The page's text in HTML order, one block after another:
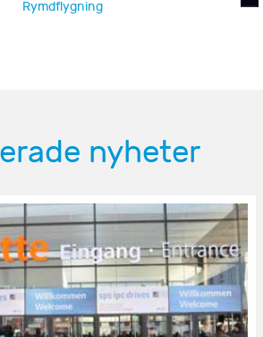
Luftfartyg/UAV
nyheter